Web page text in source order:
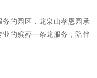
的园区，龙泉山孝恩园承
的殡葬一条龙服务，陪伴